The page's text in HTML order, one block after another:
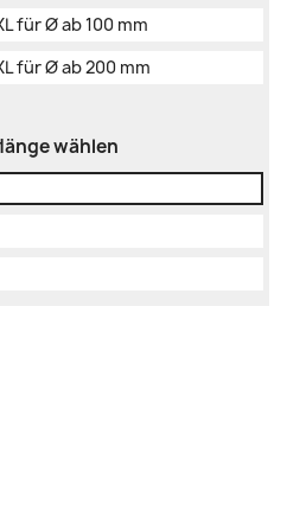
für Ø ab 100 mm
für Ø ab 200 mm
wählen